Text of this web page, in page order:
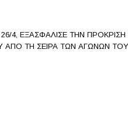
4, ΕΞΑΣΦΑΛΙΣΕ ΤΗΝ
ΤΗ ΣΕΙΡΑ ΤΩΝ ΑΓΩΝΩΝ